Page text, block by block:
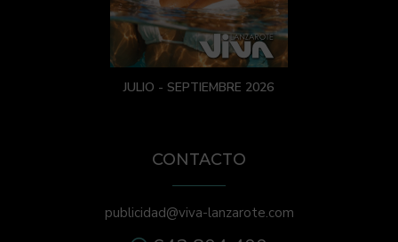
JULIO - SEPTIEMBRE 2026
CONTACTO
publicidad@viva-lanzarote.com